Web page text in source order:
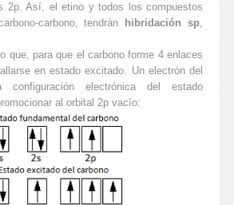
2p. Así, el etino y todos los compuestos
carbono, tendrán
hibridación sp,
que, para que el carbono forme 4 enlaces
en estado excitado. Un electrón del
electrónica del estado
al orbital 2p vacío: